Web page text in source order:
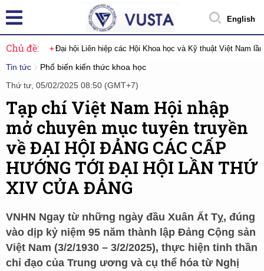
English
Chủ đề: Đại hội Liên hiệp các Hội Khoa học và Kỹ thuật Việt Nam
Tin tức
Phổ biến kiến thức khoa học
Thứ tư, 05/02/2025 08:50 (GMT+7)
Tạp chí Việt Nam Hội nhập
mở chuyên mục tuyên truyền
về ĐẠI HỘI ĐẢNG CÁC CẤP
HƯỚNG TỚI ĐẠI HỘI LẦN THỨ
XIV CỦA ĐẢNG
VNHN Ngay từ những ngày đầu Xuân Ất Tỵ, đúng
vào dịp kỷ niệm 95 năm thành lập Đảng Cộng sản
Việt Nam (3/2/1930 – 3/2/2025), thực hiện tinh thần
chỉ đạo của Trung ương và cụ thể hóa từ Nghị